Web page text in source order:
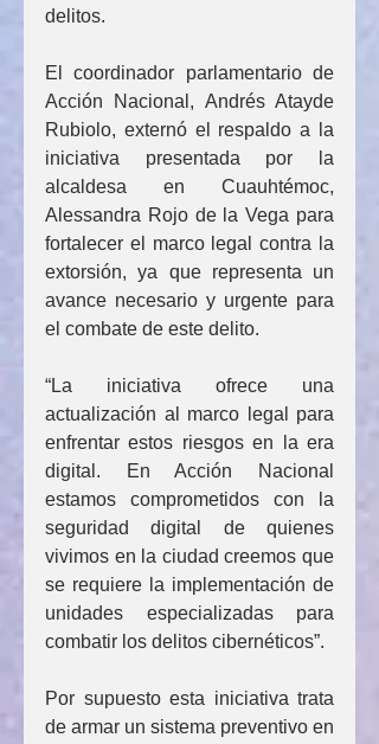
delitos.
El coordinador parlamentario de
Acción Nacional, Andrés Atayde
Rubiolo, externó el respaldo a la
iniciativa presentada por la
alcaldesa en Cuauhtémoc,
Alessandra Rojo de la Vega para
fortalecer el marco legal contra la
extorsión, ya que representa un
avance necesario y urgente para
el combate de este delito.
“La iniciativa ofrece una
actualización al marco legal para
enfrentar estos riesgos en la era
digital. En Acción Nacional
estamos comprometidos con la
seguridad digital de quienes
vivimos en la ciudad creemos que
se requiere la implementación de
unidades especializadas para
combatir los delitos cibernéticos”.
Por supuesto esta iniciativa trata
de armar un sistema preventivo en